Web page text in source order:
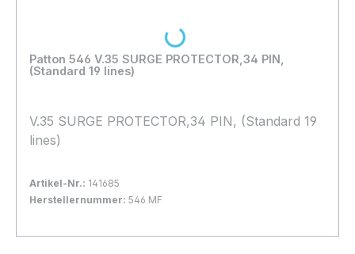
Patton 546 V.35 SURGE PROTECTOR,34 PIN,
(Standard 19 lines)
V.35 SURGE PROTECTOR,34 PIN, (Standard 19
lines)
Artikel-Nr.: 141685
Herstellernummer: 546 MF
In den Warenkorb
Loading...